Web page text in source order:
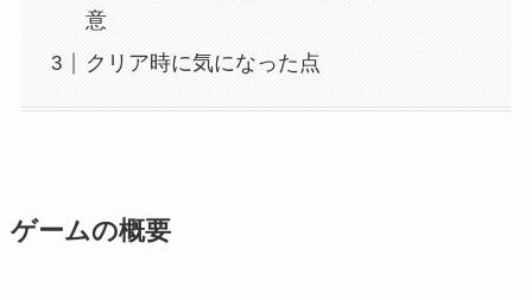
意
クリア時に気になった点
ゲームの概要